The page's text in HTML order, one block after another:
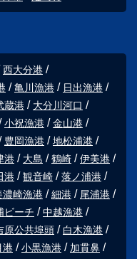
西大分港
亀川漁港
日出漁港
蔵港
大分川河口
小祝漁港
金山港
豊岡漁港
地松浦港
港 大島 鶴崎
伊美港
港 観音崎
落ノ浦港
濃崎漁港 細港
尾浦港
ビーチ
中越漁港
原公共埠頭
白木漁港
港 小黒漁港
加貫鼻